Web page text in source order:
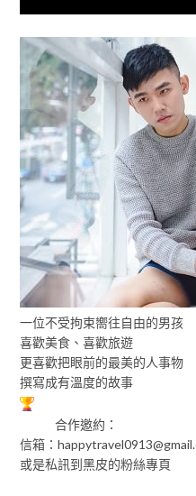
一位不受拘束嚮往自由的男孩
喜歡美食、喜歡旅遊
更喜歡把眼前的最美的人事物
撰寫成有溫度的故事
合作邀約：
信箱：
或是私訊到黑皮的粉絲專頁